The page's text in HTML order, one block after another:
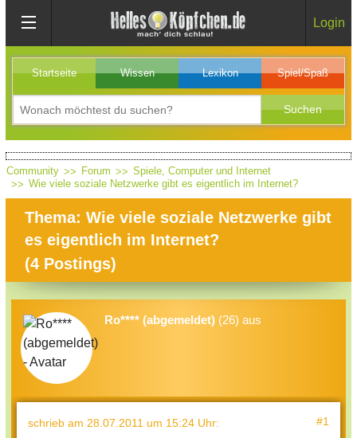
Login
Startseite Wissen Lexikon Spiel/Spaß
Community Forum
Spiele, Computer und Internet
Wie viele soziale Netzwerke gibt es eigentlich im Internet?
Thema: Wie viele soziale Netzwerke gibt
es eigentlich im Internet?
(4 Postings)
Ro**** (abgemeldet) (26) aus
schrieb am 28.07.2011 um 15:24 Uhr: #1